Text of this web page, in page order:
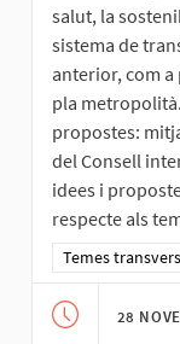
salut, la
sistema de
anterior, com
pla
propostes:
del Consell
idees i
respecte als
Resultats al
Temes
28